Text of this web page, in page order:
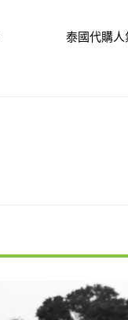
泰國代購